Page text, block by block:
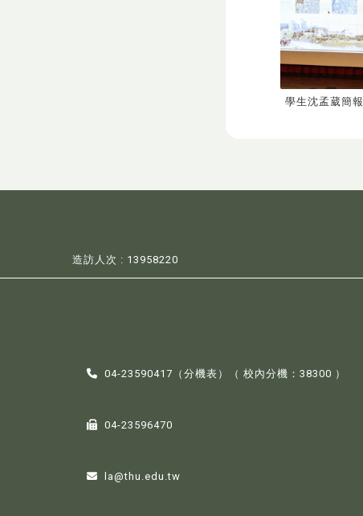
學生沈孟葳簡報
造訪人次 : 13958220
04-23590417（分機表 ）（ 校內分機：38300 ）
04-23596470
la@thu.edu.tw